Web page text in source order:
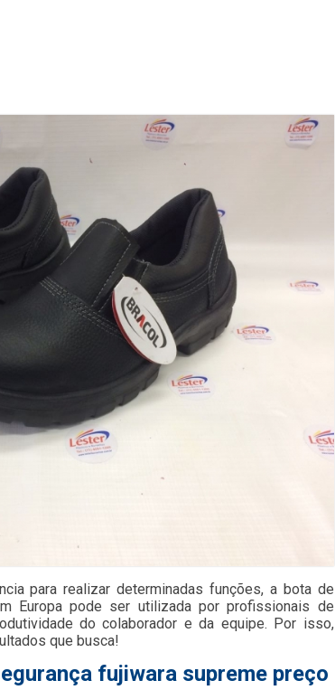
para realizar determinadas funções, a bota de
Europa pode ser utilizada por profissionais de
do colaborador e da equipe. Por isso,
que busca!
fujiwara supreme preço